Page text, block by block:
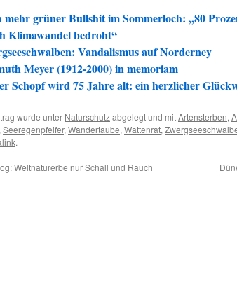
mehr grüner Bullshit im Sommerloch: „80
Klimawandel bedroht“
Vandalismus auf Norderney
Meyer (1912-2000) in memoriam
Schopf wird 75 Jahre alt: ein herzlicher
wurde unter Naturschutzabgelegt und mitArtensterben,
Seeregenpfeifer, Wandertaube, Wattenrat,
.
Weltnaturerbe nur Schall und Rauch